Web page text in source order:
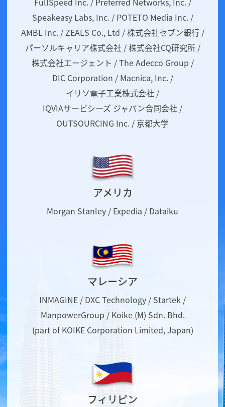
Speakeasy Labs, Inc. / POTETO Media Inc. /
AMBL Inc. / ZEALS Co., Ltd / 株式会社セブン銀行 /
パーソルキャリア株式会社 / 株式会社CQ研究所 /
株式会社エージェント / The Adecco Group /
DIC Corporation / Macnica, Inc. /
イリソ電子工業株式会社 /
IQVIAサービシーズ ジャパン合同会社 /
OUTSOURCING Inc. / 京都大学
アメリカ
Morgan Stanley / Expedia / Dataiku
マレーシア
INMAGINE / DXC Technology / Startek /
ManpowerGroup / Koike (M) Sdn. Bhd.
(part of KOIKE Corporation Limited, Japan)
フィリピン